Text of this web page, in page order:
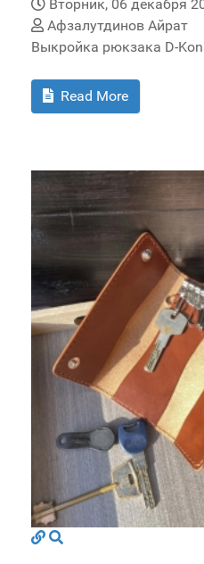
Вторник, 06 декабря
Афзалутдинов Айрат
Выкройка рюкзака D-
Read More